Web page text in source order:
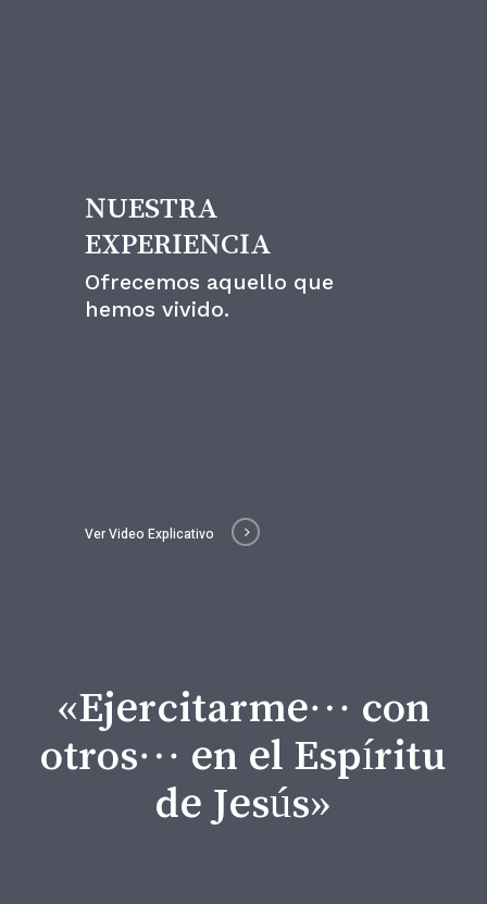
NUESTRA
EXPERIENCIA
Ofrecemos aquello que
hemos vivido.
Ver Video Explicativo
«Ejercitarme… con
otros… en el Espíritu
de Jesús»